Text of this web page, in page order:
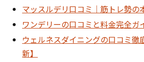
マッスルデリ口コミ｜筋トレ勢の
ワンデリーの口コミと料金完全ガ
ウェルネスダイニングの口コミ徹
新】